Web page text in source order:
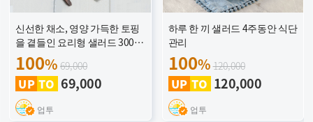
신선한 채소, 영양 가득한 토핑
을 곁들인 요리형 샐러드 300
샐러드
100% 69,000
UP TO 69,000
업투
하루 한 끼 샐러드 4주동안 식단
관리
100% 120,000
UP TO 120,000
업투